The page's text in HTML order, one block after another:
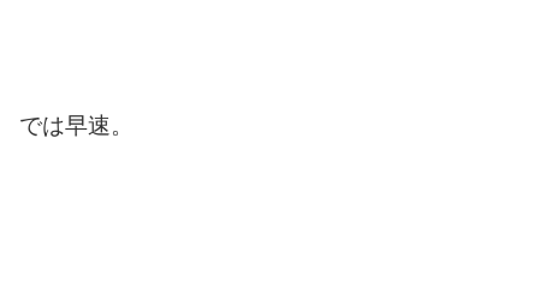
では早速。